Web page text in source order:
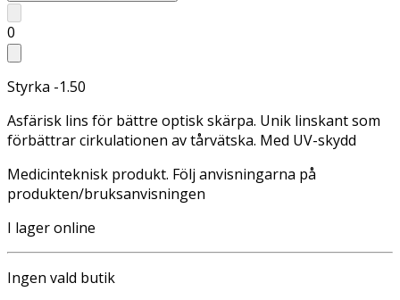
0
Styrka -1.50
Asfärisk lins för bättre optisk skärpa. Unik linskant som
förbättrar cirkulationen av tårvätska. Med UV-skydd
Medicinteknisk produkt. Följ anvisningarna på
produkten/bruksanvisningen
I lager online
Ingen vald butik